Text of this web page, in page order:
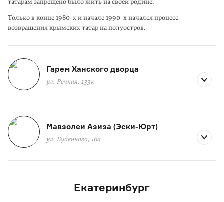
татарам запрещено было жить на своей родине.
Только в конце 1980-х и начале 1990-х начался процесс
возвращения крымских татар на полуостров.
Гарем Ханского дворца
ул. Речная, 133к
Мавзолеи Азиза (Эски-Юрт)
ул. Буденного, 16а
Екатеринбург